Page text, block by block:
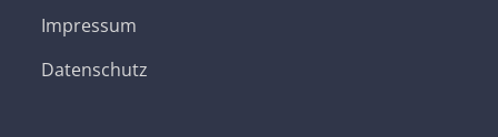
Impressum
Datenschutz